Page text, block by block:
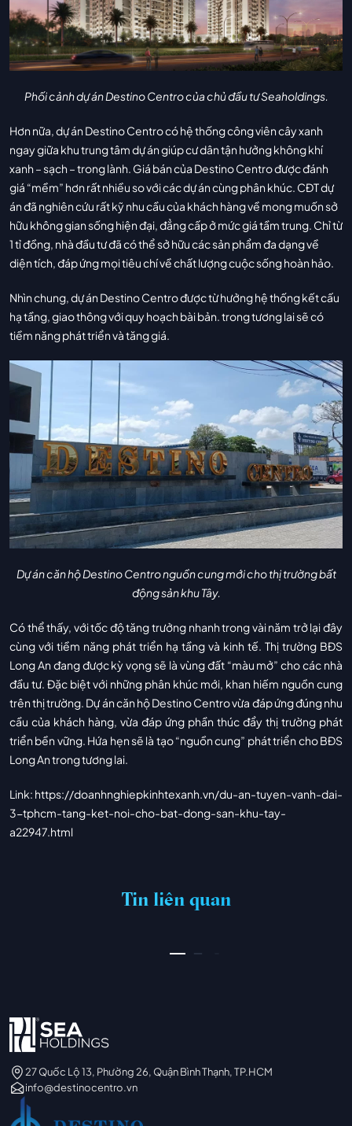
Phối cảnh dự án Destino Centro của chủ đầu tư Seaholdings.
Hơn nữa, dự án Destino Centro có hệ thống công viên cây xanh
ngay giữa khu trung tâm dự án giúp cư dân tận hưởng không khí
xanh – sạch – trong lành. Giá bán của Destino Centro được đánh
giá “mềm” hơn rất nhiều so với các dự án cùng phân khúc. CĐT dự
án đã nghiên cứu rất kỹ nhu cầu của khách hàng về mong muốn sở
hữu không gian sống hiện đại, đẳng cấp ở mức giá tầm trung. Chỉ từ
1 tỉ đồng, nhà đầu tư đã có thể sở hữu các sản phẩm đa dạng về
diện tích, đáp ứng mọi tiêu chí về chất lượng cuộc sống hoàn hảo.
Nhìn chung, dự án Destino Centro được từ hưởng hệ thống kết cấu
hạ tầng, giao thông với quy hoạch bài bản. trong tương lai sẽ có
tiềm năng phát triển và tăng giá.
Dự án căn hộ Destino Centro nguồn cung mới cho thị trường bất
động sản khu Tây.
Có thể thấy, với tốc độ tăng trưởng nhanh trong vài năm trở lại đây
cùng với tiềm năng phát triển hạ tầng và kinh tế. Thị trường BĐS
Long An đang được kỳ vọng sẽ là vùng đất “màu mở” cho các nhà
đầu tư. Đặc biệt với những phân khúc mới, khan hiếm nguồn cung
trên thị trường. Dự án căn hộ Destino Centro vừa đáp ứng đúng nhu
cầu của khách hàng, vừa đáp ứng phần thúc đẩy thị trường phát
triển bền vững. Hứa hẹn sẽ là tạo “nguồn cung” phát triển cho BĐS
Long An trong tương lai.
Link: https://doanhnghiepkinhtexanh.vn/du-an-tuyen-vanh-dai-
3-tphcm-tang-ket-noi-cho-bat-dong-san-khu-tay-
a22947.html
Tin liên quan
27 Quốc Lộ 13, Phường 26, Quận Bình Thạnh, TP.HCM
info@destinocentro.vn